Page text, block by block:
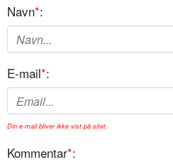
Navn*:
E-mail*:
Din e-mail bliver ikke vist på sitet.
Kommentar*: